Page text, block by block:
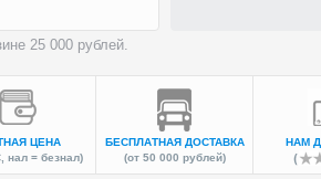
25 000 рублей.
ЦЕНА
нал = безнал)
БЕСПЛАТНАЯ ДОСТАВКА
(от 50 000 рублей)
НАМ